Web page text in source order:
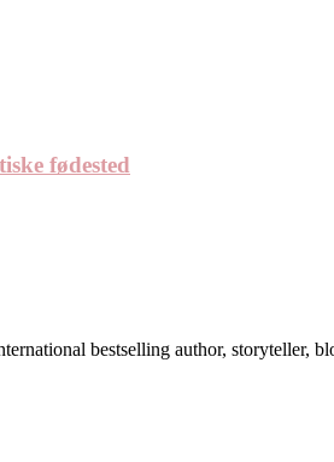
fødested
bestselling author, storyteller,